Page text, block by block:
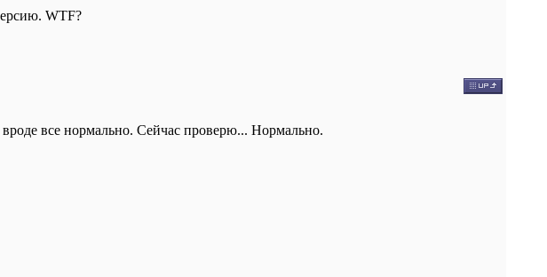
WTF?
все нормально. Сейчас проверю... Нормально.